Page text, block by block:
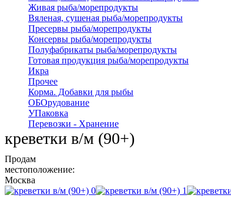
Живая рыба/морепродукты
Вяленая, сушеная рыба/морепродукты
Пресервы рыба/морепродукты
Консервы рыба/морепродукты
Полуфабрикаты рыба/морепродукты
Готовая продукция рыба/морепродукты
Икра
Прочее
Корма. Добавки для рыбы
ОБОрудование
УПаковка
Перевозки - Хранение
креветки в/м (90+)
Продам
местоположение:
Москва